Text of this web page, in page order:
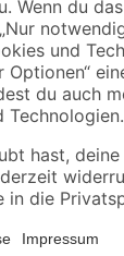
herunterladen
gesetzl. MwSt.. Die
verfügbar. Die
reicht.
gilt nicht